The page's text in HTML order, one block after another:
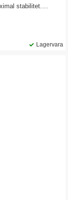
stabilitet.
stålplåt. Bredden
c).
Lagervara